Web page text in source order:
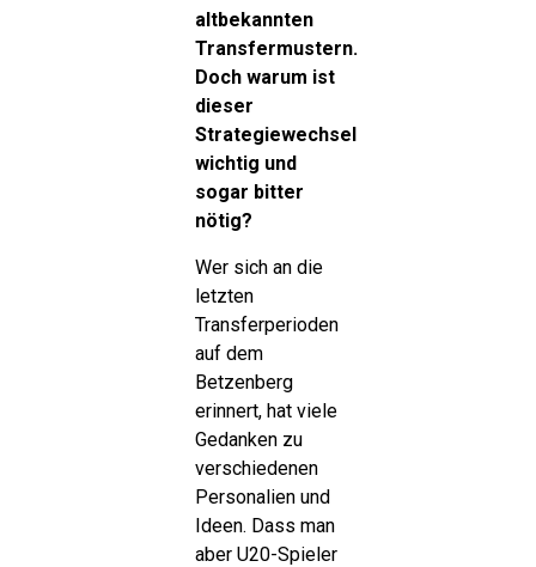
altbekannten
Transfermustern.
Doch warum ist
dieser
Strategiewechsel
wichtig und
sogar bitter
nötig?
Wer sich an die
letzten
Transferperioden
auf dem
Betzenberg
erinnert, hat viele
Gedanken zu
verschiedenen
Personalien und
Ideen. Dass man
aber U20-Spieler